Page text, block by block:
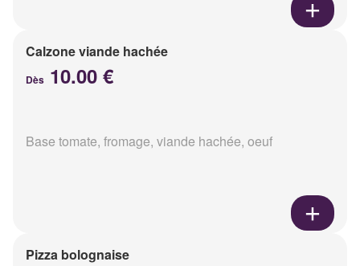
Calzone viande hachée
Dès 10.00 €
Base tomate, fromage, viande hachée, oeuf
Pizza bolognaise